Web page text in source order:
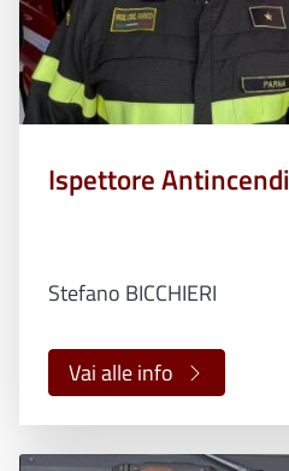
Ispettore Antincendi
Stefano BICCHIERI
Vai alle info